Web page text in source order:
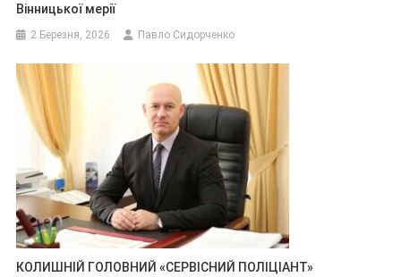
Вінницької мерії
2 Березня, 2026 Павло Сидорченко
КОЛИШНІЙ ГОЛОВНИЙ «СЕРВІСНИЙ ПОЛІЦІАНТ»